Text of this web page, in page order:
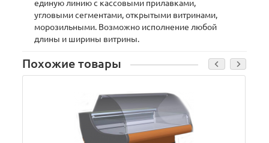
единую линию с кассовыми прилавками,
угловыми сегментами, открытыми витринами,
морозильными. Возможно исполнение любой
длины и ширины витрины.
Похожие товары